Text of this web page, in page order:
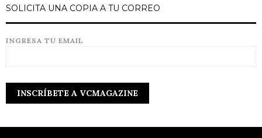
SOLICITA UNA COPIA A TU CORREO
INGRESA TU EMAIL